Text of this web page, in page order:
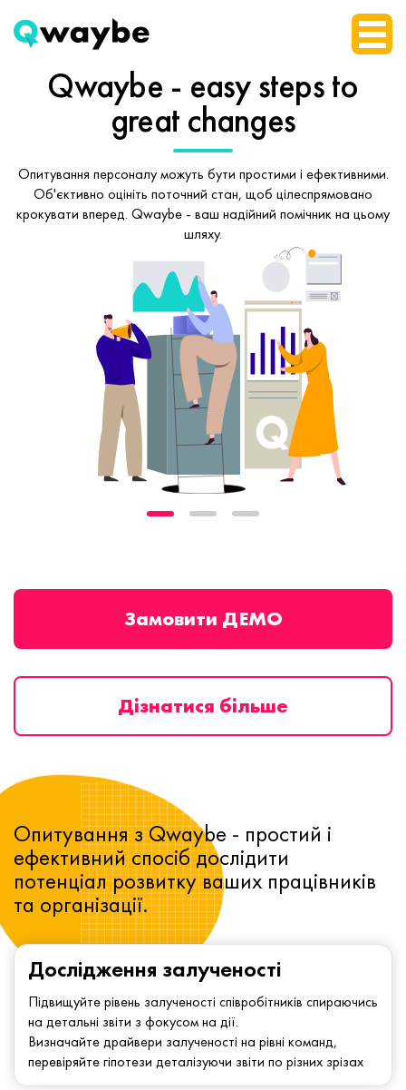
Qwaybe - easy stepsto
great changes
Опитування персоналу можуть бути простими і ефективними.
Об'єктивно оцініть поточний стан, щоб цілеспрямовано
крокувати вперед. Qwaybe - ваш надійний помічник на цьому
шляху.
Замовити ДЕМО
Дізнатися більше
Дослідження залученості
Підвищуйте рівень залученості співробітників спираючись
на детальні звіти з фокусом на дії.
Визначайте драйвери залученості на рівні команд,
перевіряйте гіпотези деталізуючи звіти по різних зрізах
Опитування з Qwaybe - простий і
ефективний спосіб дослідити
потенціал розвитку ваших працівників
та організації.